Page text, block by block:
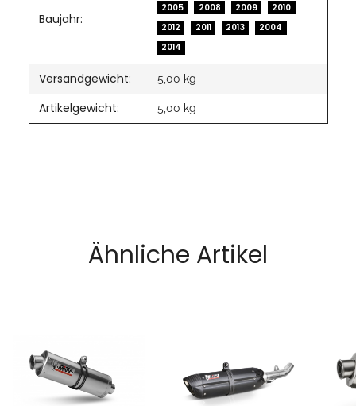
Baujahr:
2005
2008 2009
2010
2012
2011 2013
2004
2014
Versandgewicht: 5,00 kg
Artikelgewicht: 5,00 kg
Ähnliche Artikel